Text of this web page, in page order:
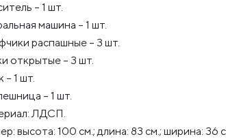
– 1 шт.
машина – 1 шт.
распашные – 3 шт.
открытые – 3 шт.
1 шт.
– 1 шт.
ЛДСП.
высота: 100 см.; длина: 83 см.; ширина: 36